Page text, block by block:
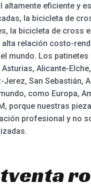
altamente eficiente y
la bicicleta de
la bicicleta de cross
relación costo-
mundo. Los
Alicante-
San
como Europa,
porque nuestras
profesional y no